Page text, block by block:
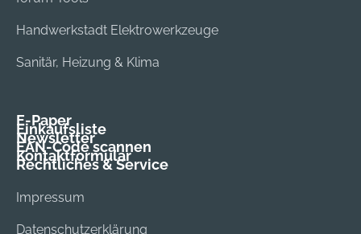
Handwerkstadt Elektrowerkzeuge
Sanitär, Heizung & Klima
E-Paper
Einkaufsliste
Newsletter
EAN-Code scannen
Kontaktformular
Rechtliches & Service
Impressum
Datenschutzerklärung